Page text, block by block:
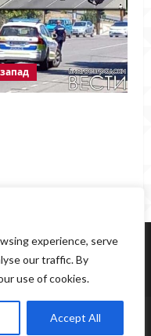
experience, serve
our traffic. By
use of cookies.
Accept All
Крими
Спорт
гледки
/ 0877559843,